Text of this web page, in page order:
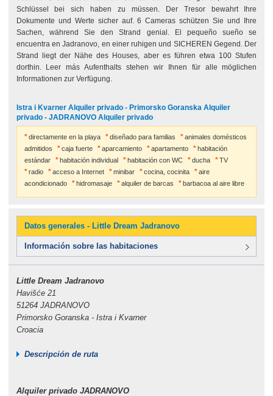
Schlüssel bei sich haben zu müssen. Der Tresor bewahrt Ihre
Dokumente und Werte sicher auf. 6 Cameras schützen Sie und Ihre
Sachen, während Sie den Strand genial. El pequeño sueño se
encuentra en Jadranovo, en einer ruhigen und SICHEREN Gegend. Der
Strand liegt der Nähe des Houses, aber es führen etwa 100 Stufen
dorthin. Leer más Aufenthalts stehen wir Ihnen für alle möglichen
Informationen zur Verfügung.
Istra i Kvarner Alquiler privado - Primorsko Goranska Alquiler
privado - JADRANOVO Alquiler privado
directamente en la playa diseñado para familias
animales domésticos
admitidos
caja fuerte aparcamiento apartamento
habitación
estándar
habitación individual habitación con WC ducha
TV
radio
acceso a Internet minibar cocina, cocinita
aire
acondicionado
hidromasaje alquiler de barcas barbacoa al aire libre
Datos generales - Little Dream Jadranovo
Información sobre las habitaciones
Little Dream Jadranovo
Havišće 21
51264 JADRANOVO
Primorsko Goranska - Istra i Kvarner
Croacia
Descripción de ruta
Alquiler privado JADRANOVO